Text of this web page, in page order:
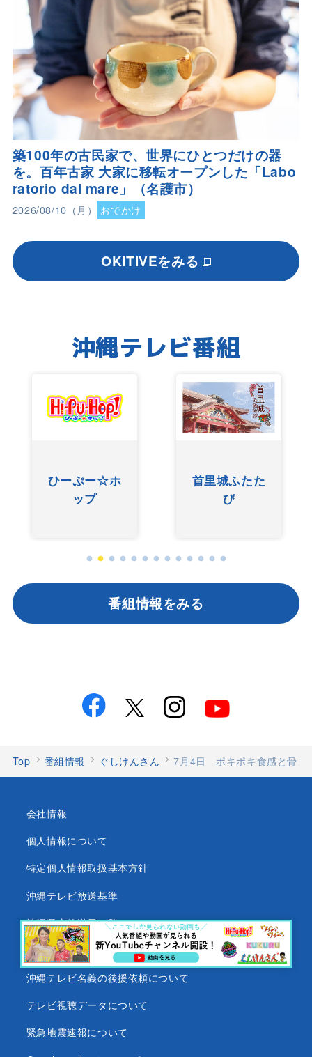
築100年の古民家で、世界にひとつだけの器
を。百年古家 大家に移転オープンした「Labo
ratorio dal mare」（名護市）
2026/08/10（月） おでかけ
OKITIVEをみる
沖縄テレビ番組
ひーぷー☆ホ
ップ
首里城ふたた
び
番組情報をみる
Top 番組情報 ぐしけんさん 7月4日 ポキポキ食感と骨ま
会社情報
個人情報について
特定個人情報取扱基本方針
沖縄テレビ放送基準
沖縄県内放送局一覧
番組審議会
沖縄テレビ名義の後援依頼について
テレビ視聴データについて
緊急地震速報について